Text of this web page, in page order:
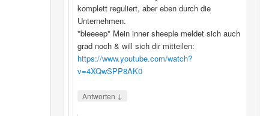
komplett reguliert, aber eben durch die
Unternehmen.
*bleeeep* Mein inner sheeple meldet sich auch
grad noch & will sich dir mitteilen:
https://www.youtube.com/watch?
v=4XQwSPP8AK0
Antworten ↓